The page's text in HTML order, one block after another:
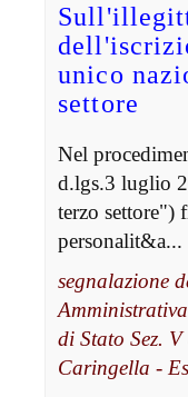
unico
settore
Nel
d.lgs.3 luglio
terzo settore")
personalit&a...
segnalazione
di Stato Sez.
Caringella -